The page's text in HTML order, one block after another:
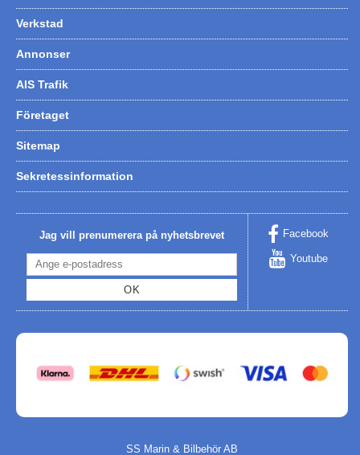
Verkstad
Annonser
AIS Trafik
Företaget
Sitemap
Sekretessinformation
Jag vill prenumerera på nyhetsbrevet
OK
Facebook
Youtube
SS Marin & Bilbehör AB